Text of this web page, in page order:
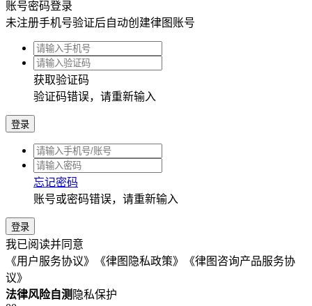
南通178****2769用户4分钟前已提交咨询